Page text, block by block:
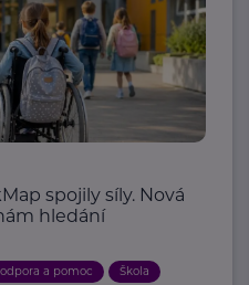
spojily síly. Nová
hledání
a pomoc Škola